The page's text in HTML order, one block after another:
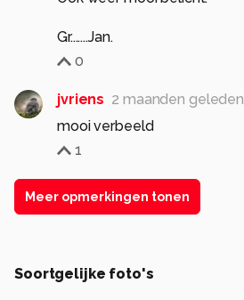
Gr.......Jan.
0
jvriens 2 maanden geleden
mooi verbeeld
1
Meer opmerkingen tonen
Soortgelijke foto's